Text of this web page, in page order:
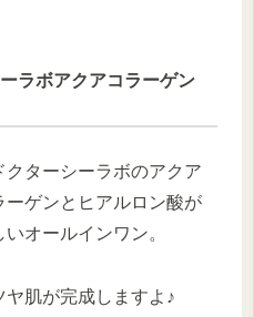
ラボアクアコラーゲン
ターシーラボのアクア
ーゲンとヒアルロン酸が
オールインワン。
肌が完成しますよ♪